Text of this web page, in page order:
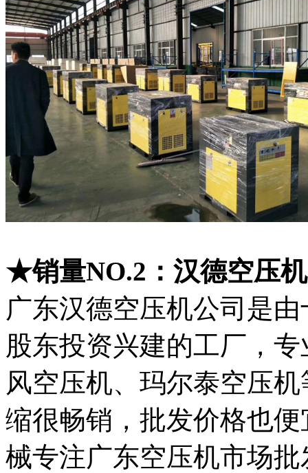
★销量NO.2：汉德空压
广东汉德空压机公司是
股东投资兴建的工厂，
风空压机、玛尔泰空压
缩很畅销，批发价格也
械专注广东空压机市场